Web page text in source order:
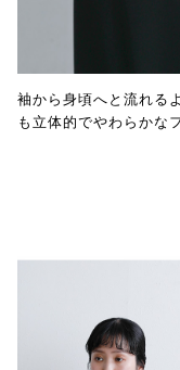
袖から身頃へと流れる
も立体的でやわらかな